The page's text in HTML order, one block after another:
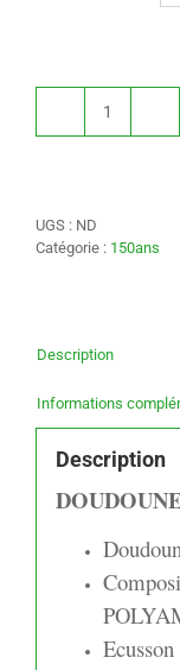
quantité
UGS : ND
Catégorie : 150ans
Description
Informations
Description